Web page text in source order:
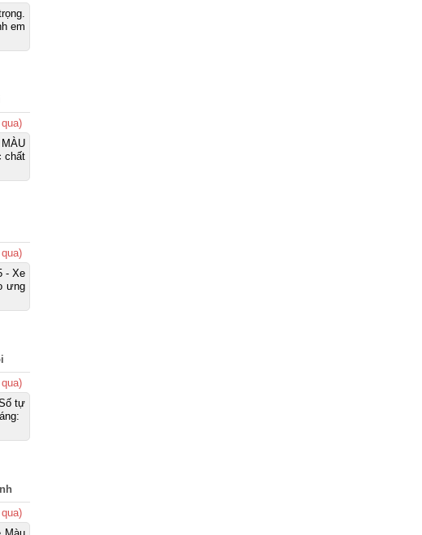
em
chất
- Xe
ưng
tự